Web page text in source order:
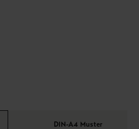
DIN-A4 Muster